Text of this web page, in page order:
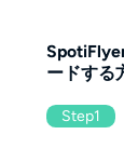
ードする
Step1